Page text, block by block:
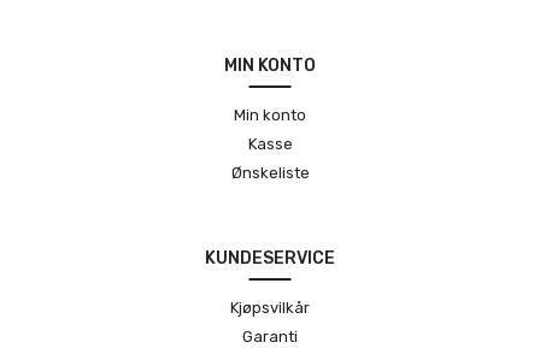
MIN KONTO
Min konto
Kasse
Ønskeliste
KUNDESERVICE
Kjøpsvilkår
Garanti